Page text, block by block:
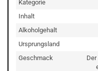
Kategorie
Inhalt
Alkoholgehalt
Ursprungsland
Geschmack